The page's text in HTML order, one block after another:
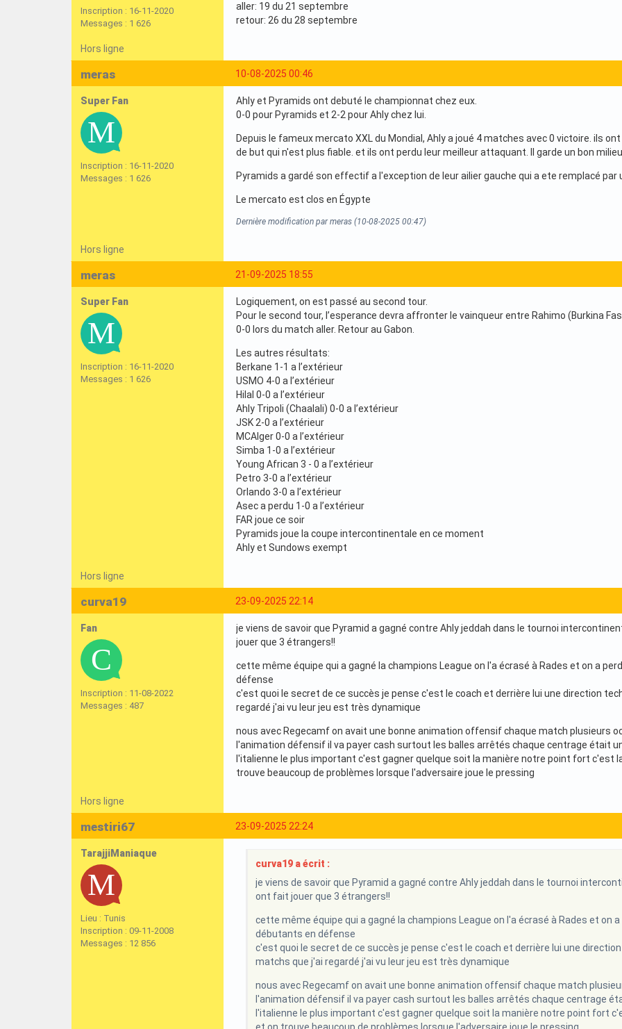
Inscription : 16-11-2020
Messages : 1 626
aller: 19 du 21 septembre
retour: 26 du 28 septembre
Hors ligne
10-08-2025 00:46
meras
Super Fan
Inscription : 16-11-2020
Messages : 1 626
Ahly et Pyramids ont debuté le championnat chez eux.
0-0 pour Pyramids et 2-2 pour Ahly chez lui.
Depuis le fameux mercato XXL du Mondial, Ahly a joué 4 matches avec 0 victoire. ils
de but qui n'est plus fiable. et ils ont perdu leur meilleur attaquant. Il garde un bon
Pyramids a gardé son effectif a l'exception de leur ailier gauche qui a ete remplacé par
Le mercato est clos en Égypte
Dernière modification par meras (10-08-2025 00:47)
Hors ligne
21-09-2025 18:55
meras
Super Fan
Inscription : 16-11-2020
Messages : 1 626
Logiquement, on est passé au second tour.
Pour le second tour, l’esperance devra affronter le vainqueur entre Rahimo (Burkina
0-0 lors du match aller. Retour au Gabon.
Les autres résultats:
Berkane 1-1 a l’extérieur
USMO 4-0 a l’extérieur
Hilal 0-0 a l’extérieur
Ahly Tripoli (Chaalali) 0-0 a l’extérieur
JSK 2-0 a l’extérieur
MCAlger 0-0 a l’extérieur
Simba 1-0 a l’extérieur
Young African 3 - 0 a l’extérieur
Petro 3-0 a l’extérieur
Orlando 3-0 a l’extérieur
Asec a perdu 1-0 a l’extérieur
FAR joue ce soir
Pyramids joue la coupe intercontinentale en ce moment
Ahly et Sundows exempt
Hors ligne
23-09-2025 22:14
curva19
Fan
Inscription : 11-08-2022
Messages : 487
je viens de savoir que Pyramid a gagné contre Ahly jeddah dans le tournoi
jouer que 3 étrangers!!
cette même équipe qui a gagné la champions League on l'a écrasé à Rades et on a
défense
c'est quoi le secret de ce succès je pense c'est le coach et derrière lui une direction
regardé j'ai vu leur jeu est très dynamique
nous avec Regecamf on avait une bonne animation offensif chaque match plusieurs
l'animation défensif il va payer cash surtout les balles arrêtés chaque centrage était
l'italienne le plus important c'est gagner quelque soit la manière notre point fort c'est
trouve beaucoup de problèmes lorsque l'adversaire joue le pressing
Hors ligne
23-09-2025 22:24
mestiri67
TarajjiManiaque
Lieu : Tunis
Inscription : 09-11-2008
Messages : 12 856
curva19 a écrit :
je viens de savoir que Pyramid a gagné contre Ahly jeddah dans le tournoi
ont fait jouer que 3 étrangers!!
cette même équipe qui a gagné la champions League on l'a écrasé à Rades et on
débutants en défense
c'est quoi le secret de ce succès je pense c'est le coach et derrière lui une
matchs que j'ai regardé j'ai vu leur jeu est très dynamique
nous avec Regecamf on avait une bonne animation offensif chaque match
l'animation défensif il va payer cash surtout les balles arrêtés chaque centrage
l'italienne le plus important c'est gagner quelque soit la manière notre point fort